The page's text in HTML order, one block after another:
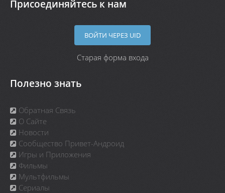
Присоединяйтесь к нам
ВОЙТИ ЧЕРЕЗ UID
Старая форма входа
Полезно знать
Обратная Связь
О Сайте
Новости
Сообщество Привет-Андроид
Игры и Приложения
Фильмы
Мультфильмы
Сериалы